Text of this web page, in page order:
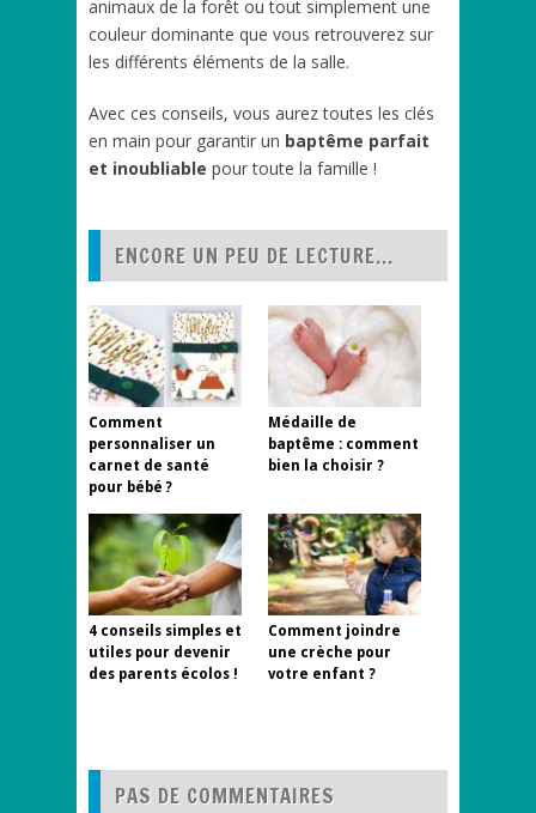
animaux de la forêt ou tout simplement une
couleur dominante que vous retrouverez sur
les différents éléments de la salle.
Avec ces conseils, vous aurez toutes les clés
en main pour garantir un baptême parfait
et inoubliable pour toute la famille !
ENCORE UN PEU DE LECTURE...
Comment
personnaliser un
carnet de santé
pour bébé ?
Médaille de
baptême : comment
bien la choisir ?
4 conseils simples et
utiles pour devenir
des parents écolos !
Comment joindre
une crèche pour
votre enfant ?
PAS DE COMMENTAIRES